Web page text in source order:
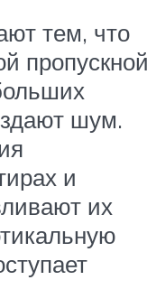
тем, что
пропускной
шум.
и
их